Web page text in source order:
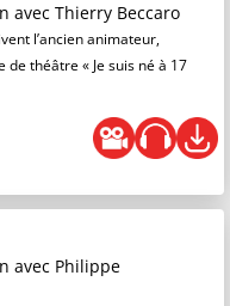
avec Thierry Beccaro
l’ancien animateur,
de théâtre « Je suis né à 17
avec Philippe